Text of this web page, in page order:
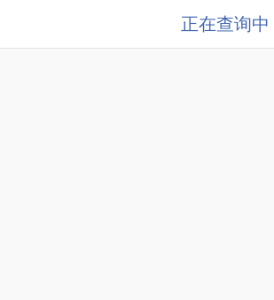
正在查询中